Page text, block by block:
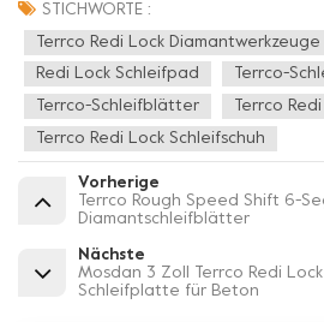
STICHWORTE :
Terrco Redi Lock Diamantwerkzeuge
Redi Lock Schleifpad
Terrco-
Terrco-Schleifblätter Terrco
Terrco Redi Lock Schleifschuh
Vorherige
Terrco Rough Speed Shift 6-
Diamantschleifblätter
Nächste
Mosdan 3 Zoll Terrco Redi
Schleifplatte für Beton